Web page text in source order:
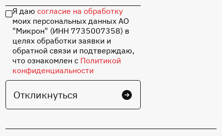
Я даюсогласие на обработку
моих персональных данных АО
"Микрон" (ИНН 7735007358) в
целях обработки заявки и
обратной связи и подтверждаю,
что ознакомлен с Политикой
конфиденциальности
Откликнуться